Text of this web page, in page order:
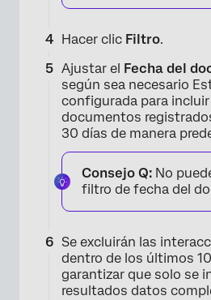
Hacer clic Filtro.
Ajustar el Fecha del
según sea necesario
configurada para
documentos
30 días de manera
Consejo Q: No
filtro de fecha del
Se excluirán las
dentro de los últimos
garantizar que solo se
resultados datos